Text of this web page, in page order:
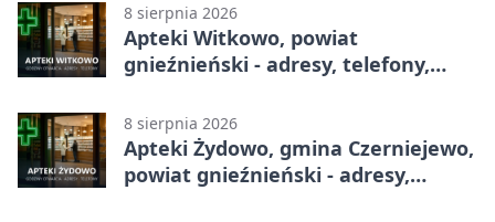
8 sierpnia 2026
Apteki Witkowo, powiat
gnieźnieński - adresy, telefony,
8 sierpnia 2026
Apteki Żydowo, gmina Czerniejewo,
powiat gnieźnieński - adresy,